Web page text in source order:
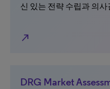
신 있는 전략 수립과 의
north_east
DRG Market